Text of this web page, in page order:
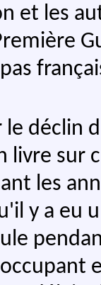
et les
déclin
livre sur
les
y a eu